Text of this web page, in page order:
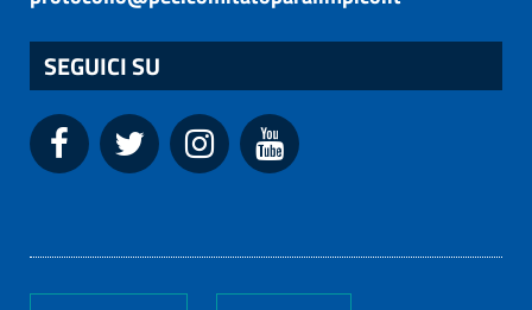
SEGUICI SU